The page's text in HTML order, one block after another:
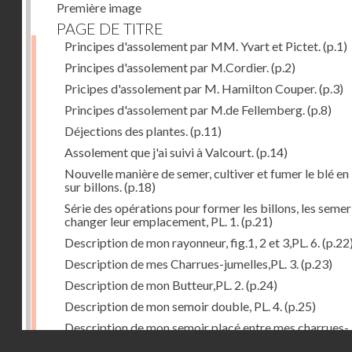
Première image
PAGE DE TITRE
Principes d'assolement par MM. Yvart et Pictet. (p.1)
Principes d'assolement par M.Cordier. (p.2)
Pricipes d'assolement par M. Hamilton Couper. (p.3)
Principes d'assolement par M.de Fellemberg. (p.8)
Déjections des plantes. (p.11)
Assolement que j'ai suivi à Valcourt. (p.14)
Nouvelle manière de semer, cultiver et fumer le blé en
sur billons. (p.18)
Série des opérations pour former les billons, les
changer leur emplacement, PL. 1. (p.21)
Description de mon rayonneur, fig.1, 2 et 3,PL. 6.
Description de mes Charrues-jumelles,PL. 3. (p.23)
Description de mon Butteur,PL. 2. (p.24)
Description de mon semoir double, PL. 4. (p.25)
Description de mon semoir placé entre mes charrues-